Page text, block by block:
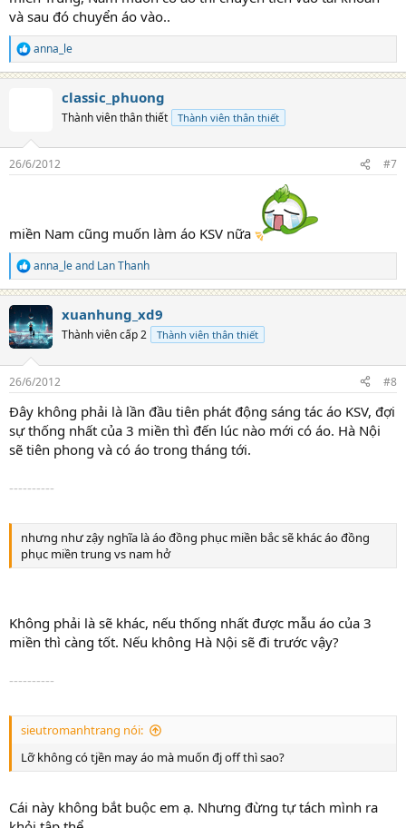
và sau đó chuyển áo vào..
R
e
a
s
anna_le
classic_phuong
Thành viên thân thiết Thành viên thân thiết
26/6/2012 #7
miền Nam cũng muốn làm áo KSV nữa
R
e
c
t
i
s
anna_leand Lan Thanh
xuanhung_xd9
Thành viên cấp 2 Thành viên thân thiết
26/6/2012 #8
Đây không phải là lần đầu tiên phát động sáng tác áo KSV, đợi
sự thống nhất của 3 miền thì đến lúc nào mới có áo. Hà Nội
sẽ tiên phong và có áo trong tháng tới.
----------
nhưng như zậy nghĩa là áo đồng phục miền bắc sẽ khác áo đồng
phục miền trung vs nam hở
Không phải là sẽ khác, nếu thống nhất được mẫu áo của 3
miền thì càng tốt. Nếu không Hà Nội sẽ đi trước vậy?
----------
sieutromanhtrang nói:
Lỡ không có tjền may áo mà muốn đj off thì sao?
Cái này không bắt buộc em ạ. Nhưng đừng tự tách mình ra